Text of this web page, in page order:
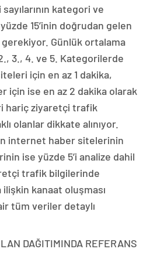
kategori ve
15’inin doğrudan gelen
Günlük ortalama
3., 4. ve 5. Kategorilerde
için en az 1 dakika,
için ise en az 2 dakika olarak
hariç ziyaretçi trafik
olanlar dikkate alınıyor.
internet haber sitelerinin
ise yüzde 5’i analize dahil
trafik bilgilerinde
ilişkin kanaat oluşması
tüm veriler detaylı
DAĞITIMINDA REFERANS